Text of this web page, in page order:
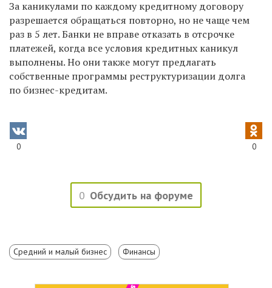
За каникулами по каждому кредитному договору
разрешается обращаться повторно, но не чаще чем
раз в 5 лет. Банки не вправе отказать в отсрочке
платежей, когда все условия кредитных каникул
выполнены. Но они также могут предлагать
собственные программы реструктуризации долга
по бизнес-кредитам.
0 0
0 Обсудить на форуме
Средний и малый бизнес Финансы